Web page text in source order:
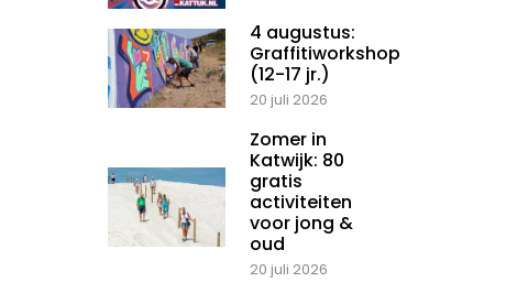
4 augustus:
Graffitiworkshop
(12-17 jr.)
20 juli 2026
Zomer in
Katwijk: 80
gratis
activiteiten
voor jong &
oud
20 juli 2026